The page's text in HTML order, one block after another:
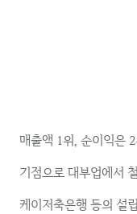
매출액 1위, 순이익은
기점으로 대부업에서
케이저축은행 등의 설